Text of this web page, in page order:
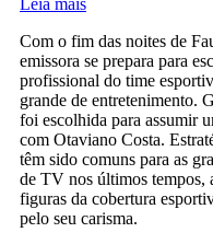
Leia mais
Com o fim das noites de
emissora se prepara para
profissional do time
grande de entretenimento.
foi escolhida para assumir
com Otaviano Costa.
têm sido comuns para as
de TV nos últimos tempos,
figuras da cobertura
pelo seu carisma.